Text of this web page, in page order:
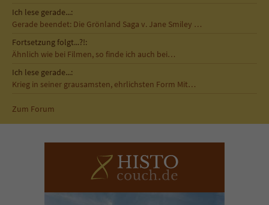
Ich lese gerade...:
Gerade beendet: Die Grönland Saga v. Jane Smiley …
Fortsetzung folgt...?!:
Ähnlich wie bei Filmen, so finde ich auch bei…
Ich lese gerade...:
Krieg in seiner grausamsten, ehrlichsten Form Mit…
Zum Forum